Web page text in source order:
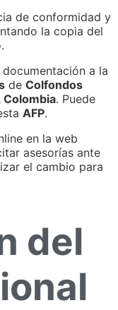
de conformidad y
la copia del
a la
de Colfondos
Colombia. Puede
AFP.
en la web
asesorías ante
el cambio para
del